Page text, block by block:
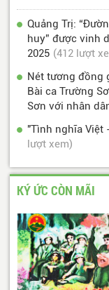
Quảng Trị:
huy” được vinh
2025 (412 lượt
Nét tương đồng
Bài ca Trường
Sơn với nhân
"Tình nghĩa Việt
lượt xem)
KÝ ỨC CÒN MÃI